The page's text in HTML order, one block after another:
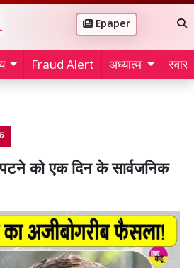
Epaper
Fraud Alert अध्यात्म
को एक दिन के सार्वजनिक